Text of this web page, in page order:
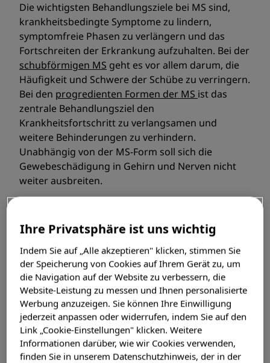
Die wichtigsten Behandlungsziele bei MS sind,
krankheitsbedingte Symptome zu lindern,
symptomfreie Phasen zu verlängern und das
Fortschreiten der Erkrankung aufzuhalten. Bei der
schubförmigen MS geht es vor allem darum, die
Häufigkeit und Schwere der Schübe zu verringern.
Bei den progredienten Formen der MS ist das
zentrale Behandlungsziel den
Krankheitsfortschritt zu verlangsamen und
weitere Behinderungen zu verhindern.
Unabhängig von der MS-Form soll sich die
Gewebeschädigung in Gehirn und Nerven nicht
weiter ausbreiten.
Bei der Behandlung der MS spielt der
Zeitpunkt eine wichtige Rolle
Wann Du mit einer Therapie beginnst, kann
den Krankheitsverlauf beeinflussen. Denn je
später eine wirksame Therapie einsetzt, desto
höher ist das Risiko, dass entstandene
Einschränkungen bleiben. Wird die Aktivität
der MS jedoch schnell und langfristig
Ihre Privatsphäre ist uns wichtig
Indem Sie auf „Alle akzeptieren" klicken, stimmen Sie
der Speicherung von Cookies auf Ihrem Gerät zu, um
die Navigation auf der Website zu verbessern, die
Website-Leistung zu messen und Ihnen personalisierte
Werbung anzuzeigen. Sie können Ihre Einwilligung
jederzeit anpassen oder widerrufen, indem Sie auf den
Link „Cookie-Einstellungen" klicken. Weitere
Informationen darüber, wie wir Cookies verwenden,
finden Sie in unserem Datenschutzhinweis, der in der